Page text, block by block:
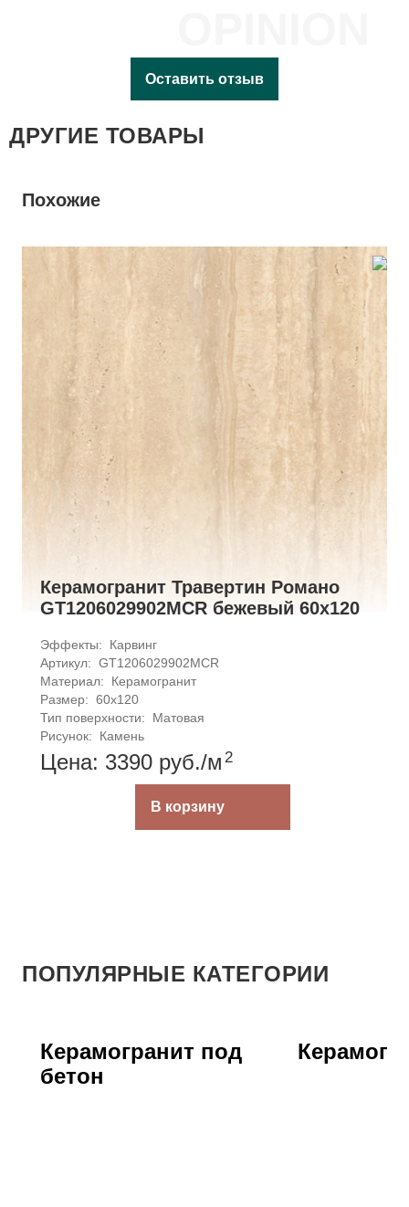
Оставить отзыв
ДРУГИЕ ТОВАРЫ
Похожие
Керамогранит Травертин Романо
GT1206029902MCR бежевый 60x120
Эффекты:
Карвинг
Артикул: GT1206029902MCR
Материал:
Керамогранит
Размер: 60x120
Тип поверхности:
Матовая
Рисунок:
Камень
Цена: 3390 руб./м 2
В корзину
ПОПУЛЯРНЫЕ КАТЕГОРИИ
Керамогранит под
бетон